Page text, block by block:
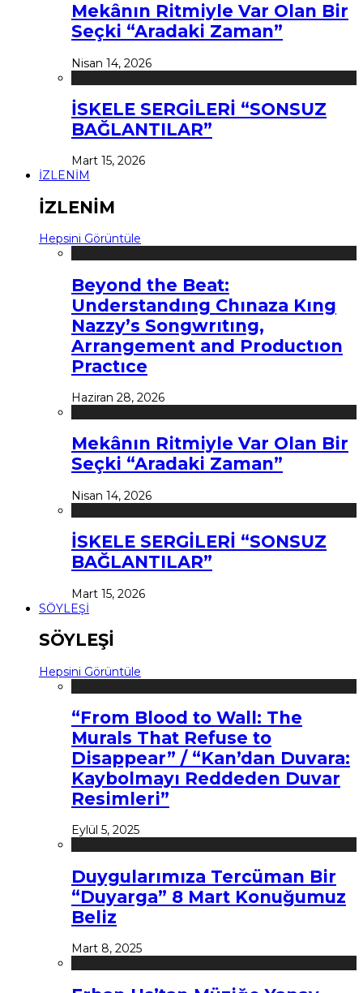
Mekânın Ritmiyle Var Olan Bir
Seçki “Aradaki Zaman”
Nisan 14, 2026
İSKELE SERGİLERİ “SONSUZ
BAĞLANTILAR”
Mart 15, 2026
İZLENİM
İZLENİM
Hepsini Görüntüle
Beyond the Beat:
Understandıng Chınaza Kıng
Nazzy’s Songwrıtıng,
Arrangement and Productıon
Practıce
Haziran 28, 2026
Mekânın Ritmiyle Var Olan Bir
Seçki “Aradaki Zaman”
Nisan 14, 2026
İSKELE SERGİLERİ “SONSUZ
BAĞLANTILAR”
Mart 15, 2026
SÖYLEŞİ
SÖYLEŞİ
Hepsini Görüntüle
“From Blood to Wall: The
Murals That Refuse to
Disappear” / “Kan’dan Duvara:
Kaybolmayı Reddeden Duvar
Resimleri”
Eylül 5, 2025
Duygularımıza Tercüman Bir
“Duyarga” 8 Mart Konuğumuz
Beliz
Mart 8, 2025